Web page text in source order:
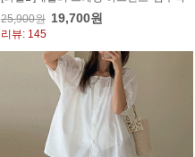
25,900원 19,700원
리뷰: 145